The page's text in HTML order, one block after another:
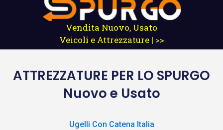
Vendita Nuovo, Usato
Veicoli e Attrezzature | >>
ATTREZZATURE PER LO SPURGO
Nuovo e Usato
Ugelli Con Catena Italia